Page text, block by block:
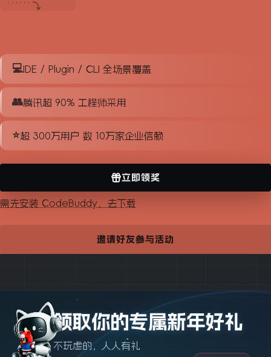
IDE / Plugin / CLI 全场景覆盖
腾讯超 90% 工程师采用
超 300万用户 数 10万家企业信赖
立即领奖
需先安装 CodeBuddy，去下载
邀请好友参与活动
领取你的专属新年好礼
不玩虚的，人人有礼